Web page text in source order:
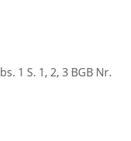
1 S. 1, 2, 3 BGB Nr.